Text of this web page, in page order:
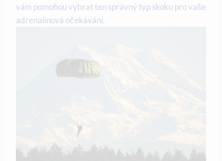
vám pomohou vybrat ten správný typ skoku pro vaše
adrenalinová očekávání.